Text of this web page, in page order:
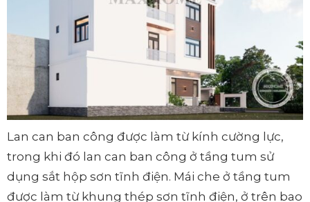
Lan can ban công được làm từ kính cường lực,
trong khi đó lan can ban công ở tầng tum sử
dụng sắt hộp sơn tĩnh điện. Mái che ở tầng tum
được làm từ khung thép sơn tĩnh điện, ở trên bao